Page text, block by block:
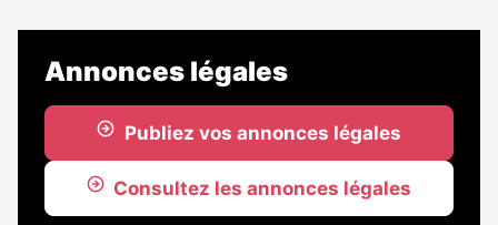
Annonces légales
Publiez vos annonces légales
Consultez les annonces légales